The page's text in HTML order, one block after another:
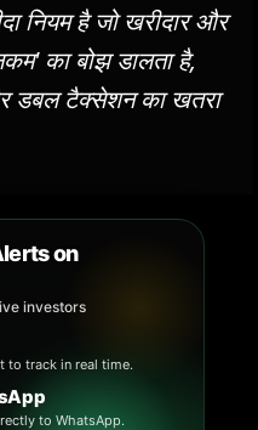
नियम है जो खरीदार और
का बोझ डालता है,
डबल टैक्सेशन का खतरा
on
investors
to track in real time.
to WhatsApp.